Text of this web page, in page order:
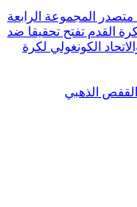
متصدر المجموعة الرابعة
القدم تفتح تحقيقا ضد
الكونغولي لكرة